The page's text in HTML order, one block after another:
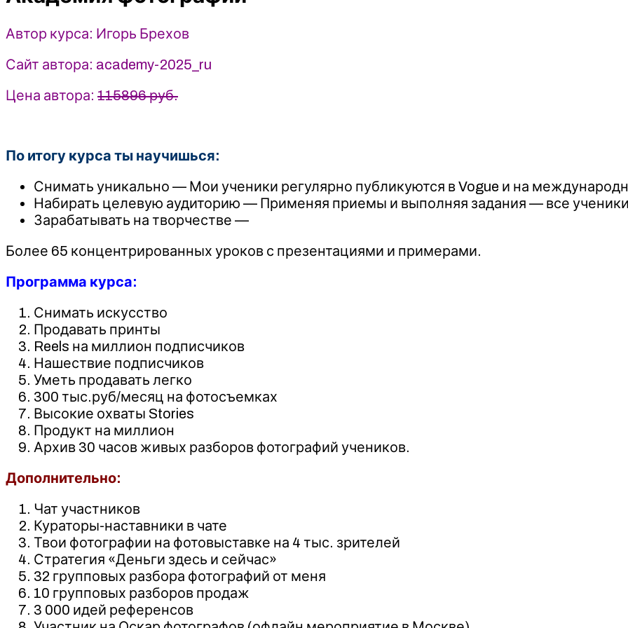
(2024)
Автор курса: Игорь Брехов
Сайт автора: academy-2025_ru
Цена автора: 115896 руб.
По итогу курса ты научишься:
Снимать уникально — Мои ученики регулярно публикуются в Vogue и на
Набирать целевую аудиторию — Применяя приемы и выполняя задания — все
Зарабатывать на творчестве —
Более 65 концентрированных уроков с презентациями и примерами.
Программа курса:
Снимать искусство
Продавать принты
Reels на миллион подписчиков
Нашествие подписчиков
Уметь продавать легко
300 тыс.руб/месяц на фотосъемках
Высокие охваты Stories
Продукт на миллион
Архив 30 часов живых разборов фотографий учеников.
Дополнительно:
Чат участников
Кураторы-наставники в чате
Твои фотографии на фотовыставке на 4 тыс. зрителей
Стратегия «Деньги здесь и сейчас»
32 групповых разбора фотографий от меня
10 групповых разборов продаж
3 000 идей референсов